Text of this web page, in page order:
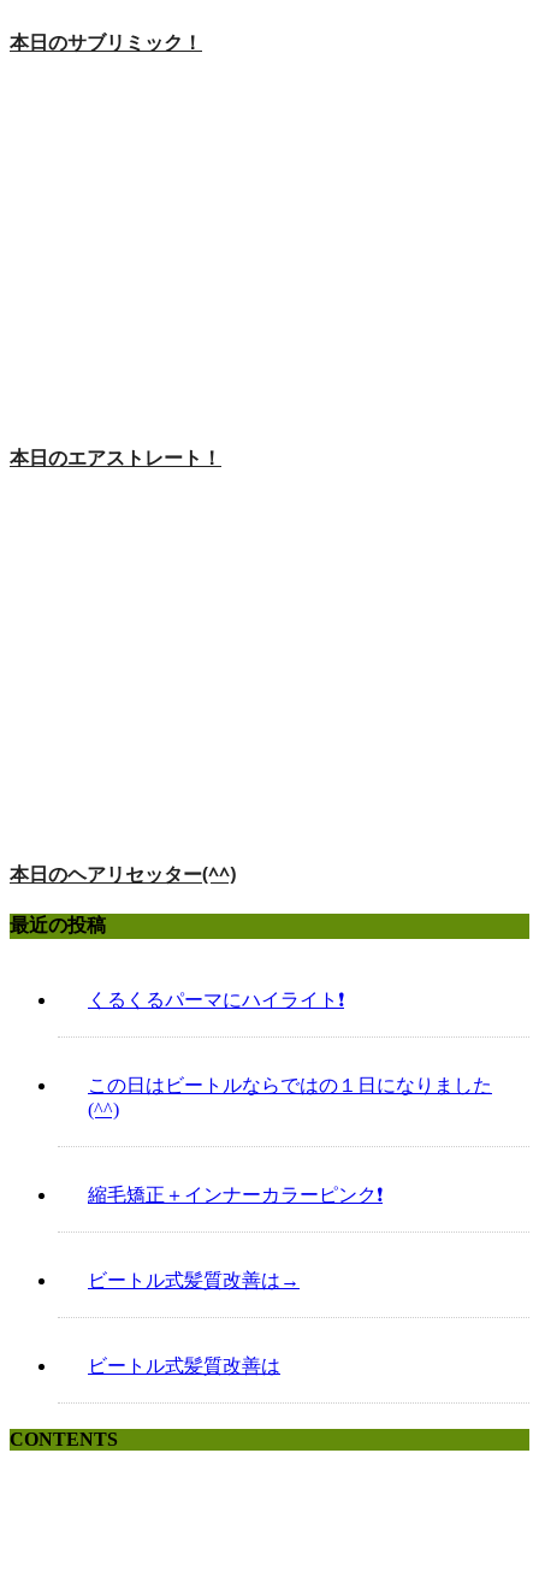
本日のサブリミック！
本日のエアストレート！
本日のヘアリセッター(^^)
最近の投稿
くるくるパーマにハイライト❗️
この日はビートルならではの１日になりました
(^^)
縮毛矯正＋インナーカラーピンク❗️
ビートル式髪質改善は→
ビートル式髪質改善は
CONTENTS